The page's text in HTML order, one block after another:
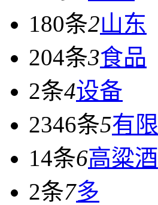
180条2山东
204条3食品
2条4设备
2346条5有限
14条6高粱酒
2条7多